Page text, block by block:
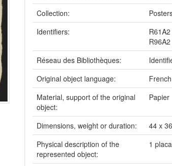
Collection:
Identifiers:
Réseau des Bibliothèques:
Original object language:
French
Material, support of the original
object:
Papier
Dimensions, weight or duration:
44 x
Physical description of the
represented object:
1